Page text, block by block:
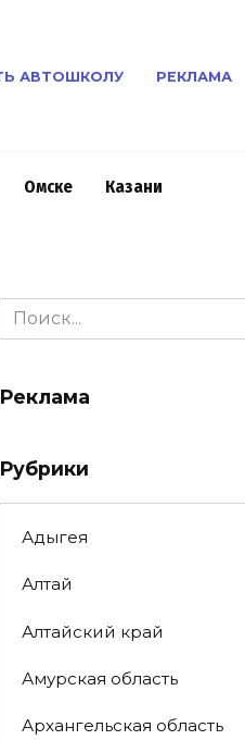
АВТОШКОЛУ РЕКЛАМА
Омске Казани
Search
for:
Реклама
Рубрики
Адыгея
Алтай
Алтайский край
Амурская область
Архангельская область